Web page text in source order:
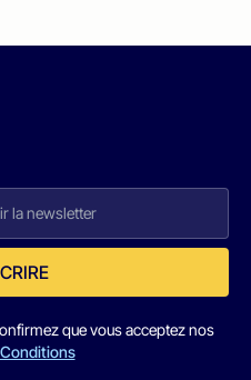
que vous acceptez nos